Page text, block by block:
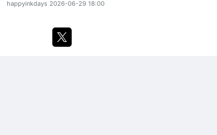
happyinkdays 2026-06-29 18:00